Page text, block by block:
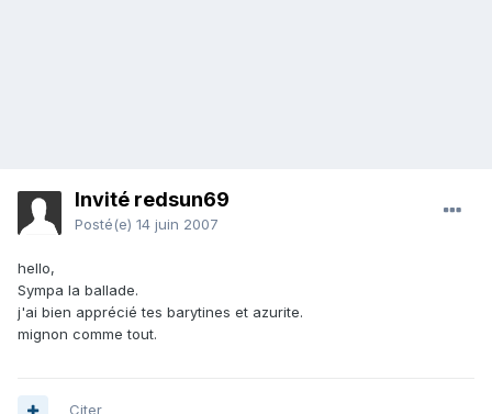
Invité redsun69
Posté(e) 14 juin 2007
hello,
Sympa la ballade.
j'ai bien apprécié tes barytines et azurite.
mignon comme tout.
Citer